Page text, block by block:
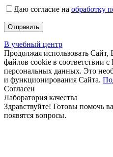
Даю согласие на обработку
В учебный центр
Продолжая использовать Сайт,
файлов cookie в соответствии
персональных данных. Это
и функционирования Сайта.
Согласен
Лаборатория качества
Здравствуйте! Готовы помочь
появятся вопросы.